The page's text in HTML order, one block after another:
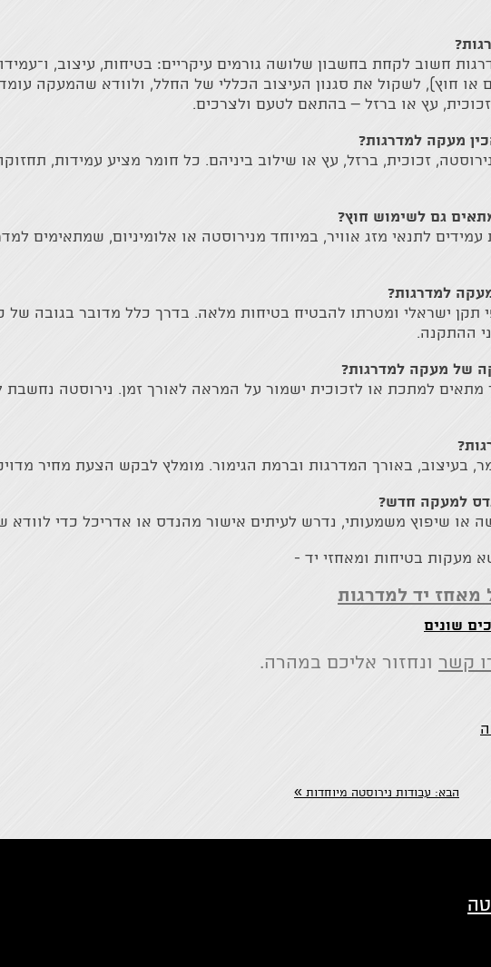
חשוב לקחת בחשבון שלושה גורמים עיקריים: בטיחות, עיצוב,
או חוץ), לשקול את סגנון העיצוב הכללי של החלל, ולוודא שהמעקה
עץ או ברזל – בהתאם לטעם ולצרכים.
מעקה למדרגות?
זכוכית, ברזל, עץ או שילוב ביניהם. כל חומר מציע עמידות,
גם לשימוש חוץ?
לתנאי מזג אוויר, במיוחד מנירוסטה או אלומיניום, שמתאימים
למדרגות?
ההתקנה.
של מעקה למדרגות?
מתאים למתכת או לזכוכית ישמור על המראה לאורך זמן. נירוסטה
בעיצוב, באורך המדרגות וברמת הגימור. מומלץ לבקש הצעת מחיר
למעקה חדש?
או שיפוץ משמעותי, נדרש לעיתים אישור מהנדס או אדריכל כדי
מעקות בטיחות ומאחזי יד -
מאחז יד למדרגות
שונים
קשר ונחזור אליכם במהרה.
הבא: ​עבודות נירוסטה מיוחדות »